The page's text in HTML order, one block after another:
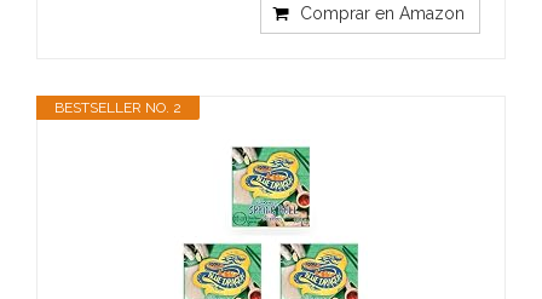
Comprar en Amazon
BESTSELLER NO. 2